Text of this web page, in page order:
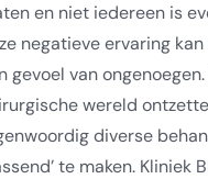
en niet iedereen is
negatieve ervaring
gevoel van
wereld
diverse
te maken.